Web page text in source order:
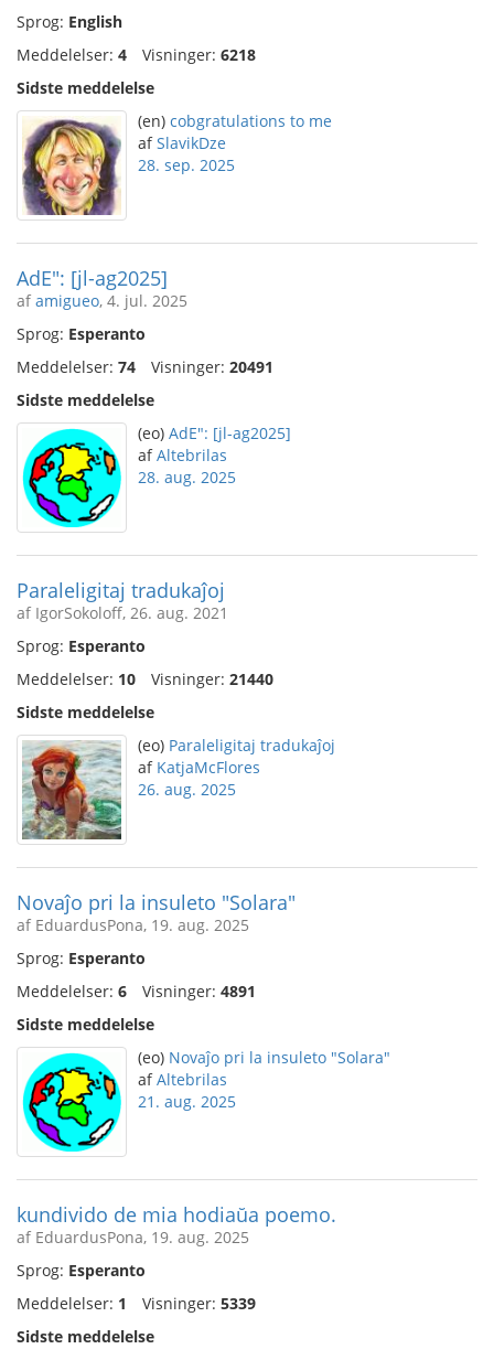
Sprog: English
Meddelelser: 4 Visninger: 6218
Sidste meddelelse
(en) cobgratulations to me
afSlavikDze
28. sep. 2025
AdE": [jl-ag2025]
afamigueo, 4. jul. 2025
Sprog: Esperanto
Meddelelser: 74 Visninger: 20491
Sidste meddelelse
(eo) AdE": [jl-ag2025]
afAltebrilas
28. aug. 2025
Paraleligitaj tradukaĵoj
af IgorSokoloff, 26. aug. 2021
Sprog: Esperanto
Meddelelser: 10 Visninger: 21440
Sidste meddelelse
(eo) Paraleligitaj tradukaĵoj
af KatjaMcFlores
26. aug. 2025
Novaĵo pri la insuleto "Solara"
af EduardusPona, 19. aug. 2025
Sprog: Esperanto
Meddelelser: 6 Visninger: 4891
Sidste meddelelse
(eo) Novaĵo pri la insuleto "Solara"
afAltebrilas
21. aug. 2025
kundivido de mia hodiaŭa poemo.
af EduardusPona, 19. aug. 2025
Sprog: Esperanto
Meddelelser: 1 Visninger: 5339
Sidste meddelelse